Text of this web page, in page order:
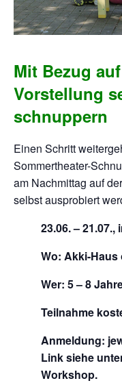
Mit Bezug
Vorstellung
schnuppern
Einen Schritt
Sommertheater-
am Nachmittag auf
selbst ausprobiert
23.06. –
Wo: Akki-Haus
Wer: 5 – 8
Teilnahme
Anmeldung:
Link siehe
Workshop.